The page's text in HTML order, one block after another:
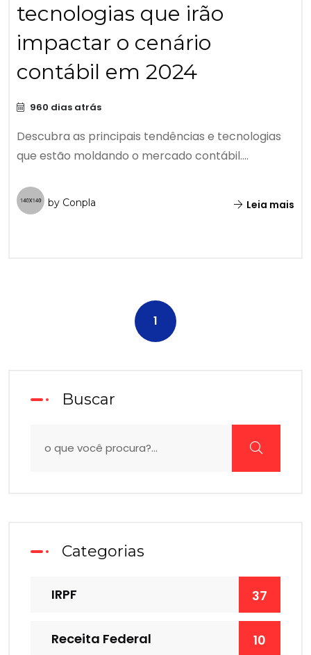
tecnologias que irão
impactar o cenário
contábil em 2024
960 dias atrás
Descubra as principais tendências e tecnologias
que estão moldando o mercado contábil....
by Conpla Leia mais
1
Buscar
Categorias
IRPF 37
Receita Federal 10